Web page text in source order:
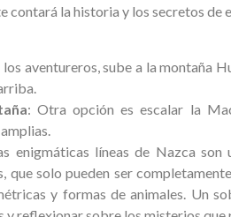
contará la historia y los secretos de
los aventureros, sube a la montaña
: Otra opción es escalar la
enigmáticas líneas de Nazca
que solo pueden ser
y formas de animales. Un